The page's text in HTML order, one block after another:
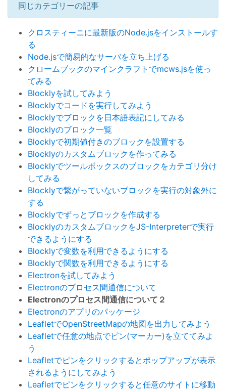
同じカテゴリーの記事
クロスティーニに最新版のNode.jsをインストールす
る
Node.jsで簡易的なサーバを立ち上げる
クロームブックのマインクラフトでmcws.jsを使っ
てみる
Blocklyを試してみよう
Blocklyでコードを実行してみよう
Blocklyでブロックを日本語表記にしてみる
Blocklyのブロック一覧
Blocklyで初期値付きのブロックを設置する
Blocklyのカスタムブロックを作ってみる
Blocklyでツールボックスのブロックをカテゴリ分け
してみる
Blocklyで繋がっていないブロックを実行の対象外に
する
Blocklyでずっとブロックを作成する
BlocklyのカスタムブロックをJS-Interpreterで実行
できるようにする
Blocklyで変数を利用できるようにする
Blocklyで関数を利用できるようにする
Electronを試してみよう
Electronのプロセス間通信について
Electronのプロセス間通信について２
Electronのアプリのパッケージ
LeafletでOpenStreetMapの地図を出力してみよう
Leafletで任意の地点でピン(マーカー)を立ててみよ
う
Leafletでピンをクリックするとポップアップが表示
されるようにしてみよう
Leafletでピンをクリックすると任意のサイトに移動